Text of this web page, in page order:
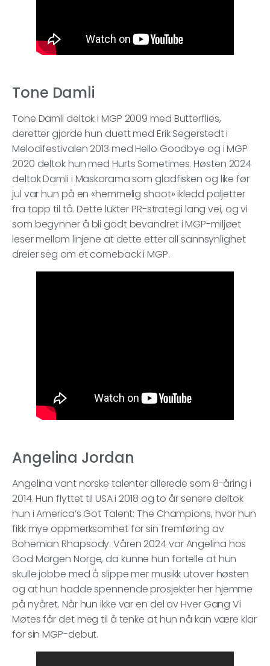
Tone Damli
Tone Damli deltok i MGP 2009 med Butterflies,
deretter gjorde hun duett med Erik Segerstedt i
Melodifestivalen 2013 med Hello Goodbye og i MGP
2020 deltok hun med Hurts Sometimes. Høsten 2024
deltok Damli i Maskorama som gladfisken og like før
jul var hun på en «hemmelig shoot» ikledd paljetter
fra topp til tå. Dette lukter PR-strategi lang vei, og vi
som begynner å bli godt bevandret i MGP-miljøet
leser mellom linjene at dette etter all sannsynlighet
dreier seg om et comeback i MGP.
Angelina Jordan
Angelina vant norske talenter allerede som 8-åring i
2014. Hun flyttet til USA i 2018 og to år senere deltok
hun i America’s Got Talent: The Champions, hvor hun
fikk mye oppmerksomhet for sin fremføring av
Bohemian Rhapsody. Våren 2024 var Angelina hos
God Morgen Norge, da kunne hun fortelle at hun
skulle jobbe med å slippe mer musikk utover høsten
og at hun hadde spennende prosjekter her hjemme
på nyåret. Når hun ikke var en del av Hver Gang Vi
Møtes får det meg til å tenke at hun nå kan være klar
for sin MGP-debut.